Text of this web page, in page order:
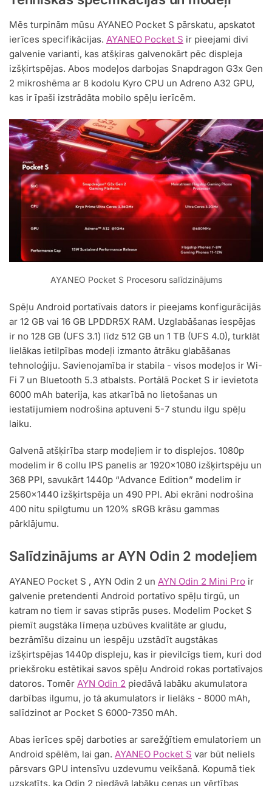
Mēs turpinām mūsu AYANEO Pocket S pārskatu, apskatot
ierīces specifikācijas. AYANEO Pocket S ir pieejami divi
galvenie varianti, kas atšķiras galvenokārt pēc displeja
izšķirtspējas. Abos modeļos darbojas Snapdragon G3x Gen
2 mikroshēma ar 8 kodolu Kyro CPU un Adreno A32 GPU,
kas ir īpaši izstrādāta mobilo spēļu ierīcēm.
AYANEO Pocket S Procesoru salīdzinājums
Spēļu Android portatīvais dators ir pieejams konfigurācijās
ar 12 GB vai 16 GB LPDDR5X RAM. Uzglabāšanas iespējas
ir no 128 GB (UFS 3.1) līdz 512 GB un 1 TB (UFS 4.0), turklāt
lielākas ietilpības modeļi izmanto ātrāku glabāšanas
tehnoloģiju. Savienojamība ir stabila - visos modeļos ir Wi-
Fi 7 un Bluetooth 5.3 atbalsts. Portālā Pocket S ir ievietota
6000 mAh baterija, kas atkarībā no lietošanas un
iestatījumiem nodrošina aptuveni 5-7 stundu ilgu spēļu
laiku.
Galvenā atšķirība starp modeļiem ir to displejos. 1080p
modelim ir 6 collu IPS panelis ar 1920×1080 izšķirtspēju un
368 PPI, savukārt 1440p “Advance Edition” modelim ir
2560×1440 izšķirtspēja un 490 PPI. Abi ekrāni nodrošina
400 nitu spilgtumu un 120% sRGB krāsu gammas
pārklājumu.
Salīdzinājums ar AYN Odin 2 modeļiem
AYANEO Pocket S , AYN Odin 2 un AYN Odin 2 Mini Pro ir
galvenie pretendenti Android portatīvo spēļu tirgū, un
katram no tiem ir savas stiprās puses. Modelim Pocket S
piemīt augstāka līmeņa uzbūves kvalitāte ar gludu,
bezrāmīšu dizainu un iespēju uzstādīt augstākas
izšķirtspējas 1440p displeju, kas ir pievilcīgs tiem, kuri dod
priekšroku estētikai savos spēļu Android rokas portatīvajos
datoros. Tomēr AYN Odin 2 piedāvā labāku akumulatora
darbības ilgumu, jo tā akumulators ir lielāks - 8000 mAh,
salīdzinot ar Pocket S 6000-7350 mAh.
Abas ierīces spēj darboties ar sarežģītiem emulatoriem un
Android spēlēm, lai gan. AYANEO Pocket S var būt neliels
pārsvars GPU intensīvu uzdevumu veikšanā. Kopumā tiek
uzskatīts, ka Odin 2 piedāvā labāku cenas un vērtības